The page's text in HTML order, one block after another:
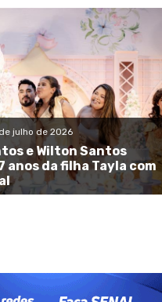
julho de 2026
e Wilton Santos
anos da filha Tayla com